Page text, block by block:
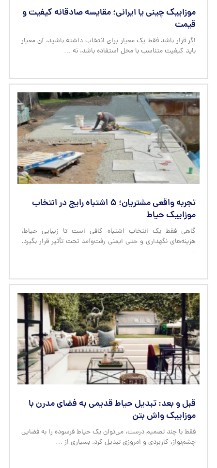
موزاییک چینی یا ایرانی؛ مقایسه صادقانه کیفیت و
قیمت
اگر قرار باشد فقط یک معیار برای انتخاب داشته باشید، آن معیار
باید کیفیت متناسب با محل استفاده باشد، نه …
تجربه واقعی مشتریان؛ ۵ اشتباه رایج در انتخاب
موزاییک حیاط
گاهی فقط یک انتخاب اشتباه کافی است تا زیبایی حیاط،
هزینه‌های نگهداری و حتی ایمنی رفت‌وآمد تحت تأثیر قرار بگیرد.
…
قبل و بعد: تبدیل حیاط قدیمی به فضای مدرن با
موزاییک واش بتن
فقط با چند تصمیم درست، می‌توان یک حیاط فرسوده را به فضایی
چشم‌نواز، کاربردی و امروزی تبدیل کرد. بسیاری از …